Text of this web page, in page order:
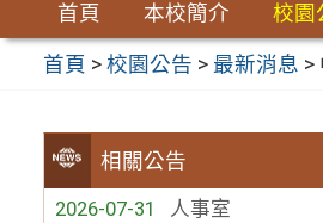
首頁 本校簡介 校園
首頁 >校園公告 > 最新消息 >
相關公告
2026-07-31
人事室